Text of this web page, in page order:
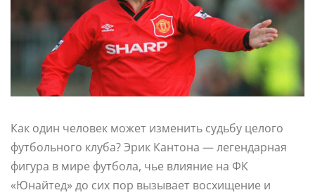
Как один человек может изменить судьбу целого
футбольного клуба? Эрик Кантона — легендарная
фигура в мире футбола, чье влияние на ФК
«Юнайтед» до сих пор вызывает восхищение и